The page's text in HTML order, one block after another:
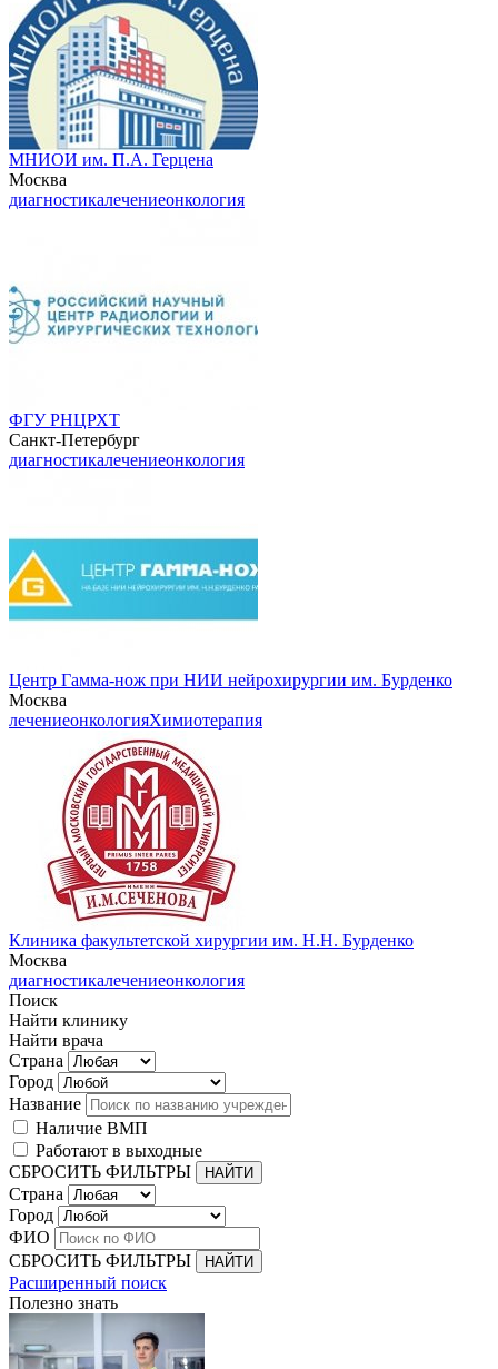
МНИОИ им. П.А. Герцена
Москва
диагностикалечениеонкология
ФГУ РНЦРХТ
Санкт-Петербург
диагностикалечениеонкология
Центр Гамма-нож при НИИ нейрохирургии им. Бурденко
Москва
лечениеонкологияХимиотерапия
Клиника факультетской хирургии им. Н.Н. Бурденко
Москва
диагностикалечениеонкология
Поиск
Найти клинику
Найти врача
Страна
Город
Название
Наличие ВМП
Работают в выходные
СБРОСИТЬ ФИЛЬТРЫ
Страна
Город
ФИО
СБРОСИТЬ ФИЛЬТРЫ
Расширенный поиск
Полезно знать